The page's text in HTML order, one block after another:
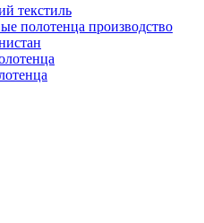
текстиль
полотенца производство